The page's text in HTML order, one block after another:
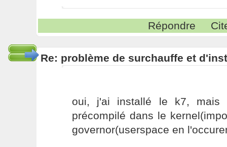
Répondre
Re: problème de surchauffe et
oui, j'ai installé le k7, mais
précompilé dans le
governor(userspace en